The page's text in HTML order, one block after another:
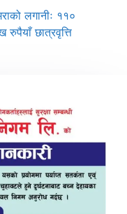
लगानीः ११०
रुपैयाँ छात्रवृत्ति